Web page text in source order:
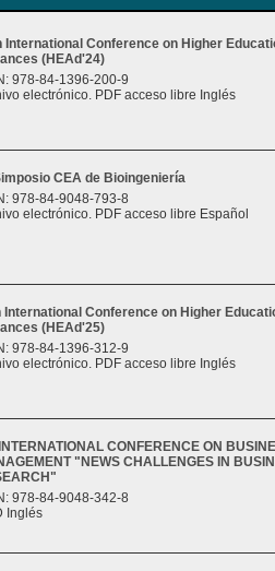
International Conference on Higher
(HEAd'24)
978-84-1396-200-9
electrónico. PDF acceso libre Inglés
CEA de Bioingeniería
978-84-9048-793-8
electrónico. PDF acceso libre Español
International Conference on Higher
(HEAd'25)
978-84-1396-312-9
electrónico. PDF acceso libre Inglés
CONFERENCE ON
"NEWS CHALLENGES IN
978-84-9048-342-8
Inglés